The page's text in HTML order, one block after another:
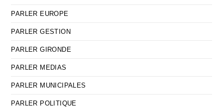
PARLER EUROPE
PARLER GESTION
PARLER GIRONDE
PARLER MEDIAS
PARLER MUNICIPALES
PARLER POLITIQUE